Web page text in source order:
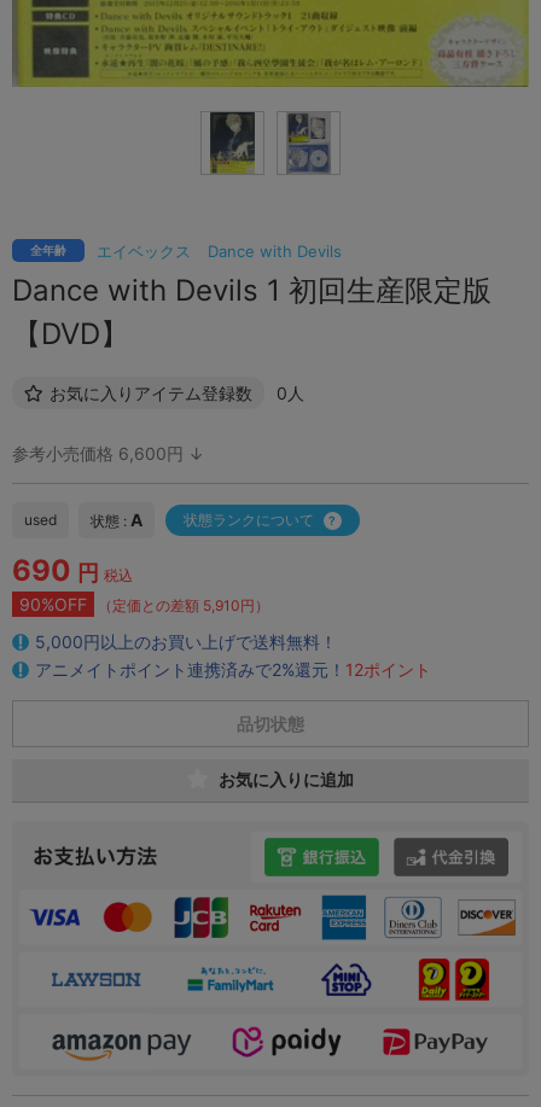
エイベックス Dance with Devils
全年齢
Dance with Devils 1 初回生産限定版
【DVD】
お気に入りアイテム登録数 0人
参考小売価格 6,600円 ↓
used 状態 : A 状態ランクについて
690 円 税込
90%OFF （定価との差額 5,910円）
5,000円以上のお買い上げで送料無料！
アニメイトポイント連携済みで2%還元！ 12ポイント
品切状態
お気に入りに追加